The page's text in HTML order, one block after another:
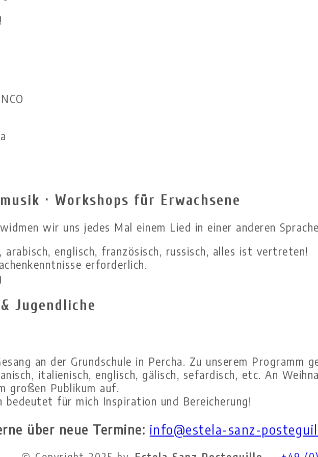
· Workshops für Erwachsene
wir uns jedes Mal einem Lied in einer anderen
arabisch, englisch, französisch, russisch, alles ist vertreten!
erforderlich.
Jugendliche
an der Grundschule in Percha. Zu unserem Programm
italienisch, englisch, gälisch, sefardisch, etc. An
großen Publikum auf.
für mich Inspiration und Bereicherung!
über neue Termine: info@estela-sanz-